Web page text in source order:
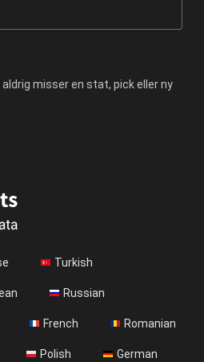
misser en stat, pick eller ny
Turkish
Russian
French Romanian
Polish German